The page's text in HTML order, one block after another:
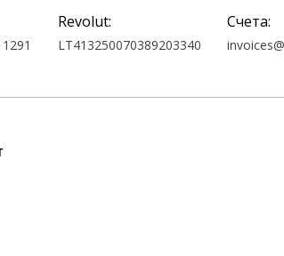
Revolut:
LT413250070389203340
Счета: